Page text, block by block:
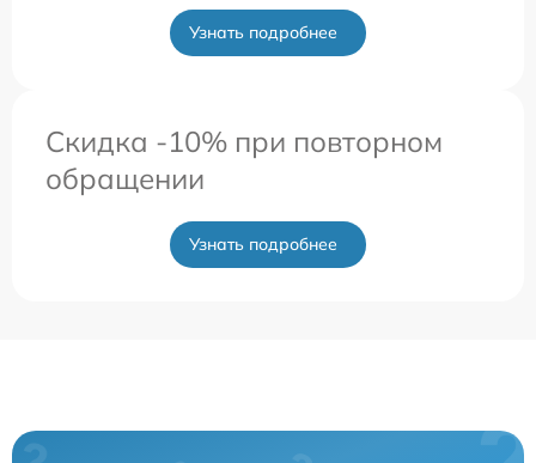
Узнать подробнее
Скидка -10% при повторном
обращении
Узнать подробнее